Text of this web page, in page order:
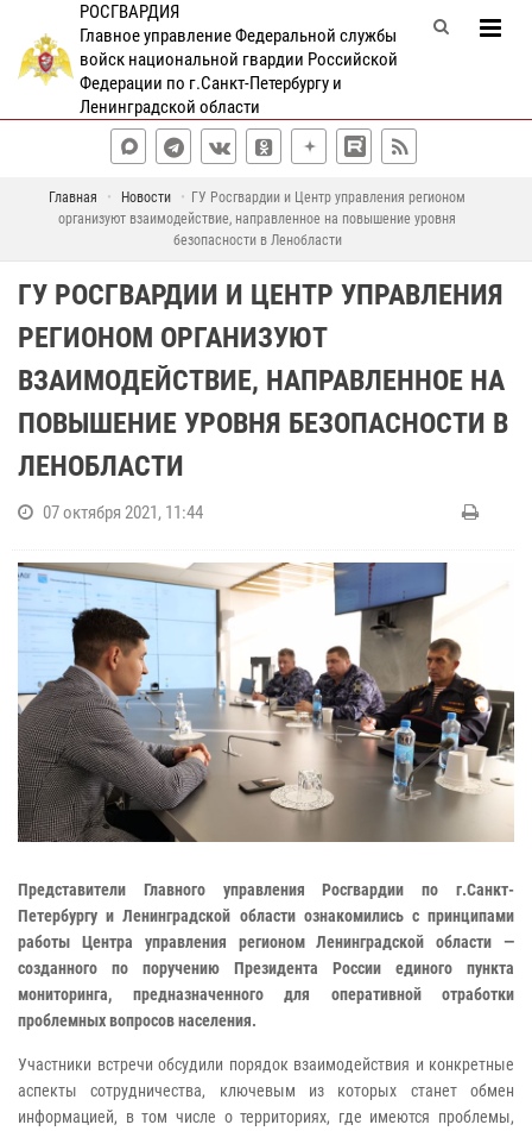
РОСГВАРДИЯ
Главное управление Федеральной службы
войск национальной гвардии Российской
Федерации по г.Санкт-Петербургу и
Ленинградской области
Главная Новости
ГУ Росгвардии и Центр управления регионом
организуют взаимодействие, направленное на повышение уровня
безопасности в Ленобласти
ГУ РОСГВАРДИИ И ЦЕНТР УПРАВЛЕНИЯ
РЕГИОНОМ ОРГАНИЗУЮТ
ВЗАИМОДЕЙСТВИЕ, НАПРАВЛЕННОЕ НА
ПОВЫШЕНИЕ УРОВНЯ БЕЗОПАСНОСТИ В
ЛЕНОБЛАСТИ
07 октября 2021, 11:44
Представители Главного управления Росгвардии по г.Санкт-
Петербургу и Ленинградской области ознакомились с принципами
работы Центра управления регионом Ленинградской области —
созданного по поручению Президента России единого пункта
мониторинга, предназначенного для оперативной отработки
проблемных вопросов населения.
Участники встречи обсудили порядок взаимодействия и конкретные
аспекты сотрудничества, ключевым из которых станет обмен
информацией, в том числе о территориях, где имеются проблемы,